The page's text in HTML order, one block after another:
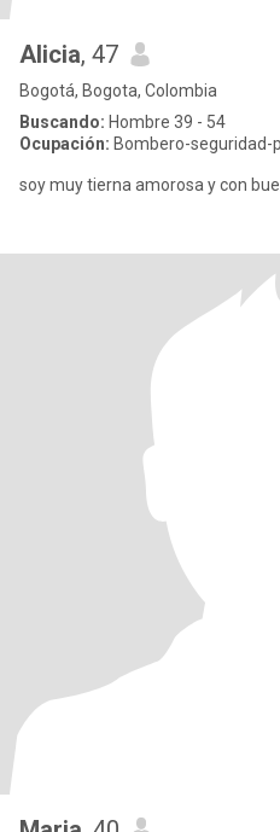
Alicia, 47
Bogotá, Bogota, Colombia
Buscando: Hombre 39 - 54
Ocupación: Bombero-seguridad-
soy muy tierna amorosa y con